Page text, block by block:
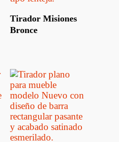
Leer Más
Tirador Misiones
Bronce